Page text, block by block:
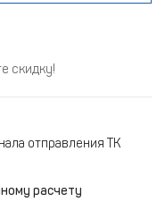
скидку!
отправления ТК
расчету